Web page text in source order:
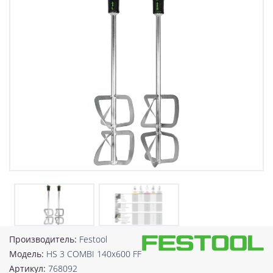
Производитель: Festool
Модель: HS 3 COMBI 140x600 FF
Артикул: 768092